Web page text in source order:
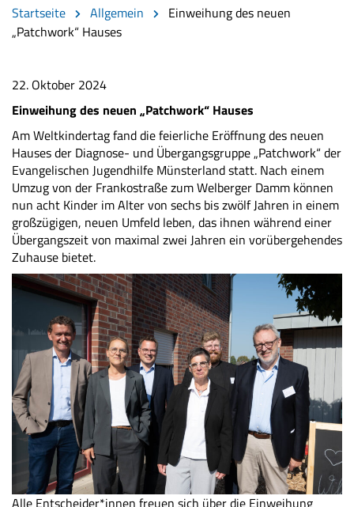
Startseite Allgemein
Einweihung des neuen
„Patchwork“ Hauses
22. Oktober 2024
Einweihung des neuen „Patchwork“ Hauses
Am Weltkindertag fand die feierliche Eröffnung des neuen
Hauses der Diagnose- und Übergangsgruppe „Patchwork“ der
Evangelischen Jugendhilfe Münsterland statt. Nach einem
Umzug von der Frankostraße zum Welberger Damm können
nun acht Kinder im Alter von sechs bis zwölf Jahren in einem
großzügigen, neuen Umfeld leben, das ihnen während einer
Übergangszeit von maximal zwei Jahren ein vorübergehendes
Zuhause bietet.
Alle Entscheider*innen freuen sich über die Einweihung